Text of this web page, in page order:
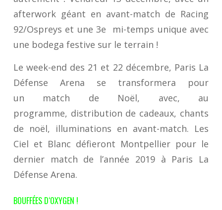
afterwork géant en avant-match de Racing
92/Ospreys et une3e mi-temps unique avec
une bodega festive sur le terrain !
Le week-end des 21 et 22 décembre, Paris La
Défense Arena se transformera pour
un match de Noël, avec, au
programme, distribution de cadeaux, chants
de noël, illuminations en avant-match. Les
Ciel et Blanc défieront Montpellier pour le
dernier match de l’année 2019 à Paris La
Défense Arena.
BOUFFÉES D‘OXYGEN !